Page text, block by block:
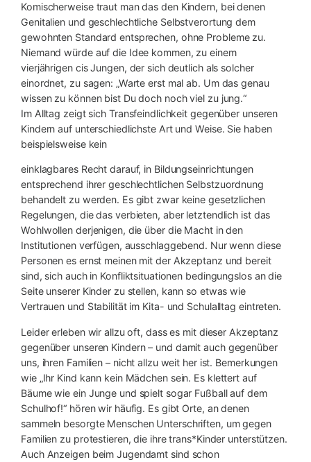
Komischerweise traut man das den Kindern, bei denen
Genitalien und geschlechtliche Selbstverortung dem
gewohnten Standard entsprechen, ohne Probleme zu.
Niemand würde auf die Idee kommen, zu einem
vierjährigen cis Jungen, der sich deutlich als solcher
einordnet, zu sagen: „Warte erst mal ab. Um das genau
wissen zu können bist Du doch noch viel zu jung.“
Im Alltag zeigt sich Transfeindlichkeit gegenüber unseren
Kindern auf unterschiedlichste Art und Weise. Sie haben
beispielsweise kein
einklagbares Recht darauf, in Bildungseinrichtungen
entsprechend ihrer geschlechtlichen Selbstzuordnung
behandelt zu werden. Es gibt zwar keine gesetzlichen
Regelungen, die das verbieten, aber letztendlich ist das
Wohlwollen derjenigen, die über die Macht in den
Institutionen verfügen, ausschlaggebend. Nur wenn diese
Personen es ernst meinen mit der Akzeptanz und bereit
sind, sich auch in Konfliktsituationen bedingungslos an die
Seite unserer Kinder zu stellen, kann so etwas wie
Vertrauen und Stabilität im Kita- und Schulalltag eintreten.
Leider erleben wir allzu oft, dass es mit dieser Akzeptanz
gegenüber unseren Kindern – und damit auch gegenüber
uns, ihren Familien – nicht allzu weit her ist. Bemerkungen
wie „Ihr Kind kann kein Mädchen sein. Es klettert auf
Bäume wie ein Junge und spielt sogar Fußball auf dem
Schulhof!“ hören wir häufig. Es gibt Orte, an denen
sammeln besorgte Menschen Unterschriften, um gegen
Familien zu protestieren, die ihre trans*Kinder unterstützen.
Auch Anzeigen beim Jugendamt sind schon